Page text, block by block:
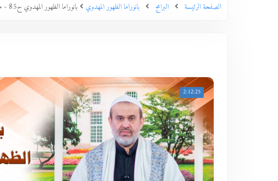
الصفحة الرئيسة البرامج بانوراما الظهور المهدوي بانوراما الظهور المهدوي ح85 - ملحق البانوراما ج31 - العالم من حولنا ج8
2:12:25